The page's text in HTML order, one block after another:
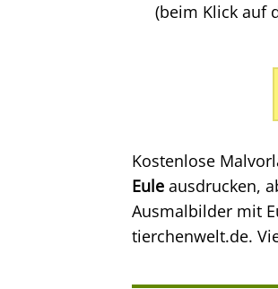
(beim Klick auf
Kostenlose
Eule ausdrucken,
Ausmalbilder mit
tierchenwelt.de.